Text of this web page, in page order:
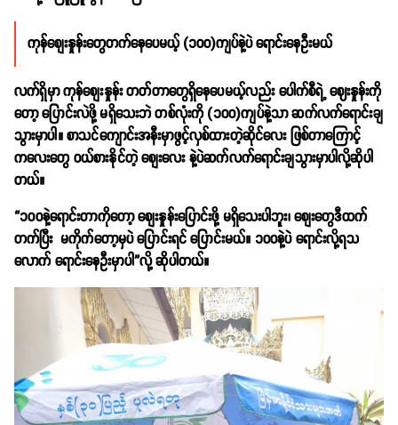
ကုန်စျေးနှုန်းတွေတက်နေပေမယ့် (၁၀၀)ကျပ်နဲ့ပဲ ရောင်းနေဦးမယ်
လက်ရှိမှာ ကုန်စျေးနှုန်း တတ်တာတွေရှိနေပေမယ့်လည်း ပေါက်စီရဲ့ ဈေးနှုန်းကို
တော့ ပြောင်းလဲဖို့ မရှိသေးဘဲ တစ်လုံးကို (၁၀၀)ကျပ်နဲ့သာ ဆက်လက်ရောင်းချ
သွားမှာပါ။ စာသင်ကျောင်းအနီးမှာဖွင့်လှစ်ထားတဲ့ဆိုင်လေး ဖြစ်တာကြောင့်
ကလေးတွေ ဝယ်စားနိုင်တဲ့ စျေးလေး နဲ့ပဲဆက်လက်ရောင်းချသွားမှာပါလို့ဆိုပါ
တယ်။
“၁၀၀နဲ့ရောင်းတာကိုတော့ စျေးနှုန်းပြောင်းဖို့ မရှိသေးပါဘူး၊ စျေးတွေဒီထက်
တက်ပြီး မကိုက်တော့မှပဲ ပြောင်းရင် ပြောင်းမယ်။ ၁၀၀နဲ့ပဲ ရောင်းလို့ရသ
လောက် ရောင်းနေဦးမှာပါ”လို့ ဆိုပါတယ်။